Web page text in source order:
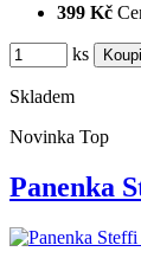
399 Kč
ks
Skladem
Novinka Top
Panenka